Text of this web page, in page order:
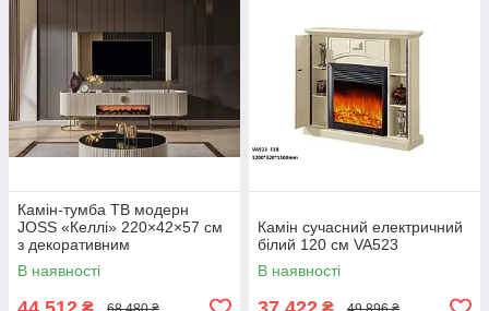
Камін-тумба ТВ модерн
JOSS «Келлі» 220×42×57 см
з декоративним
електрокаміном і стільницею
під білий мармур
В наявності
Камін сучасний електричний
білий 120 см VA523
В наявності